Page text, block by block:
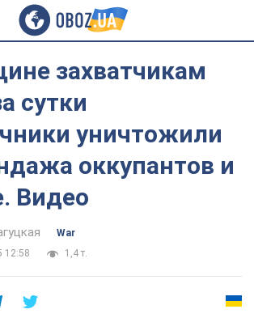
захватчикам
сутки
уничтожили
оккупантов и
Видео
War
12:58
1,4 т.